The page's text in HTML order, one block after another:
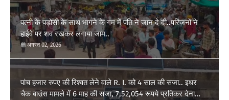
पत्नी के पड़ोसी के साथ भागने के गम में पति ने जान दे दी..परिजनों ने
हाईवे पर शव रखकर लगाया जाम..
अगस्त 02, 2026
पांच हजार रुपए की रिश्वत लेने वाले R. I. को 4 साल की सजा.. इधर
चैक बाउंस मामले में 6 माह की सजा, 7,52,054 रूपये प्रतिकर देना